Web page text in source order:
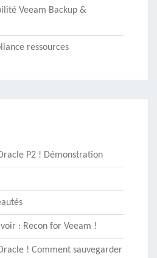
Veeam Backup &
ressources
P2 ! Démonstration
: Recon for Veeam !
! Comment sauvegarder